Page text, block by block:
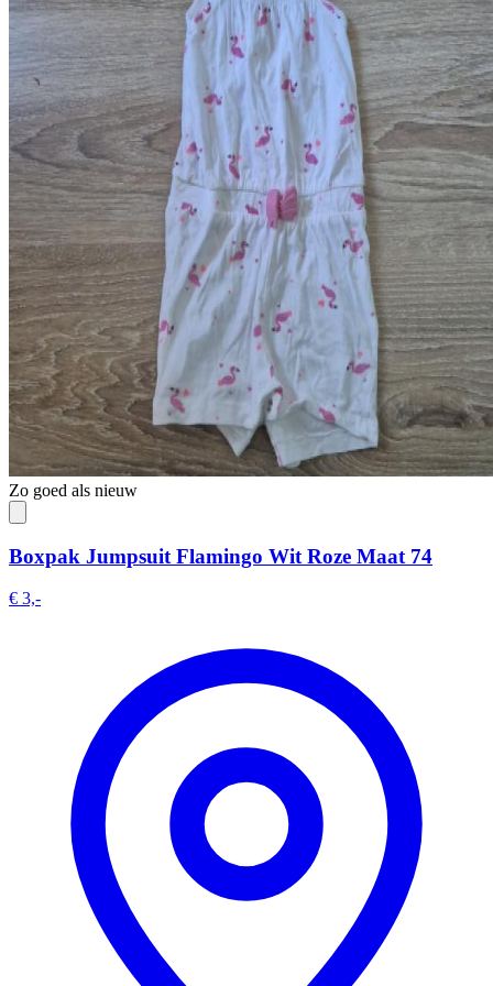
Zo goed als nieuw
Boxpak Jumpsuit Flamingo Wit Roze Maat 74
€ 3,-